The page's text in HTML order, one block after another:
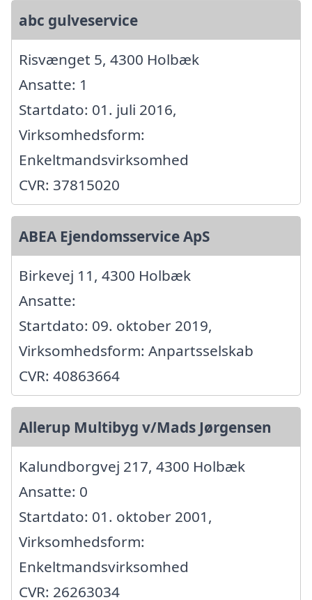
abc gulveservice
Risvænget 5, 4300 Holbæk
Ansatte: 1
Startdato: 01. juli 2016,
Virksomhedsform:
Enkeltmandsvirksomhed
CVR: 37815020
ABEA Ejendomsservice ApS
Birkevej 11, 4300 Holbæk
Ansatte:
Startdato: 09. oktober 2019,
Virksomhedsform: Anpartsselskab
CVR: 40863664
Allerup Multibyg v/Mads Jørgensen
Kalundborgvej 217, 4300 Holbæk
Ansatte: 0
Startdato: 01. oktober 2001,
Virksomhedsform:
Enkeltmandsvirksomhed
CVR: 26263034